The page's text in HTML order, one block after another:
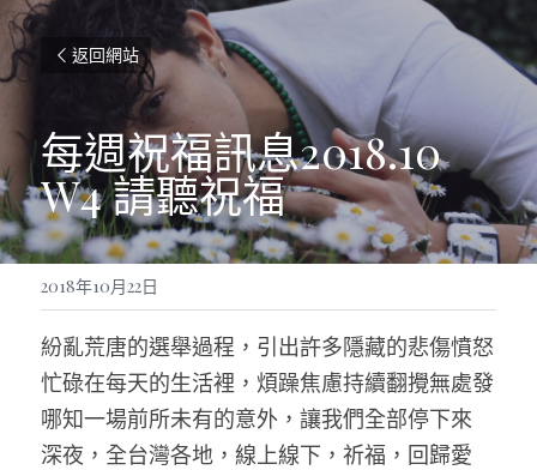
返回網站
每週祝福訊息2018.10
W4 請聽祝福
2018年10月22日
紛亂荒唐的選舉過程，引出許多隱藏的悲傷憤怒
忙碌在每天的生活裡，煩躁焦慮持續翻攪無處發
哪知一場前所未有的意外，讓我們全部停下來
深夜，全台灣各地，線上線下，祈福，回歸愛